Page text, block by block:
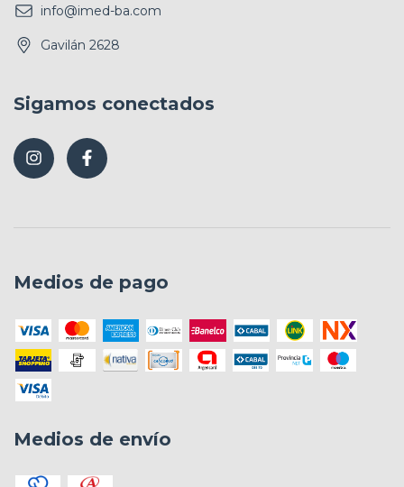
info@imed-ba.com
Gavilán 2628
Sigamos conectados
Medios de pago
Medios de envío